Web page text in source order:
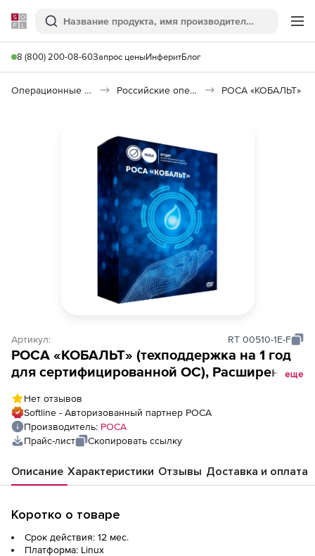
Softline
Поиск
8 (800) 200-08-60Запрос ценыИнферитБлог
Операционные системы Российские операционные системы (Импортозамещение) РОСА «КОБАЛЬТ»
Артикул: RT 00510-1E-F
РОСА «КОБАЛЬТ» (техподдержка на 1 год
для сертифицированной ОС), Расширенная
еще
Нет отзывов
Softline - Авторизованный партнер РОСА
Производитель: РОСА
Прайс-лист
Скопировать ссылку
Описание Характеристики Отзывы Доставка и оплата
Коротко о товаре
Срок действия: 12 мес.
Платформа: Linux